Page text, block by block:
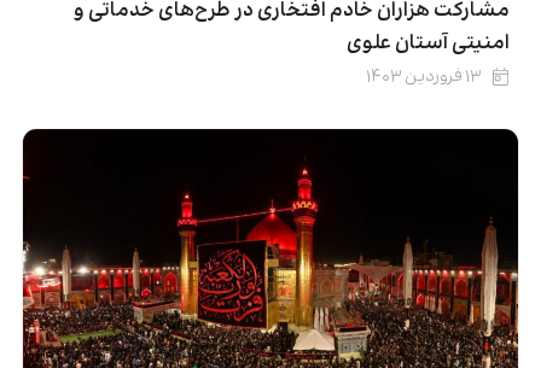
مشارکت‌ هزاران خادم افتخاری در طرح‌های خدماتی و
امنیتی آستان علوی
۱۳ فروردین ۱۴۰۳